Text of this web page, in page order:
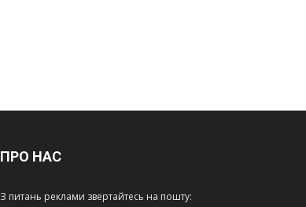
ПРО НАС
З питань реклами звертайтесь на пошту: